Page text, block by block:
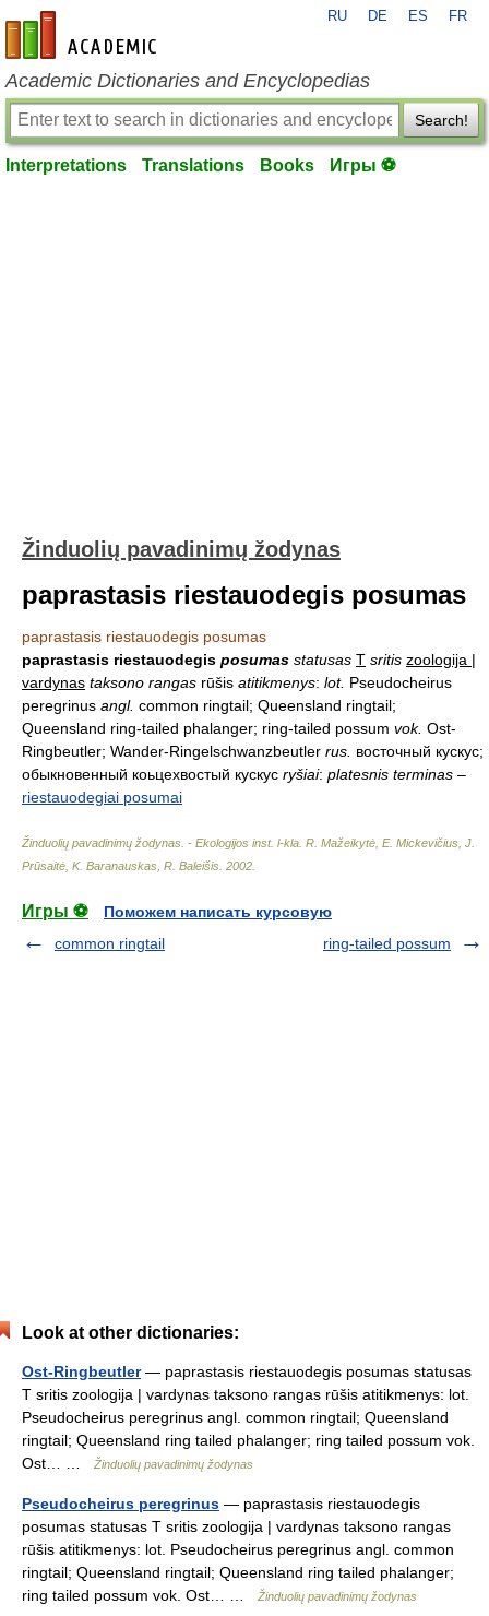
en-academic.com
RU DE ES FR
Academic Dictionaries and Encyclopedias
Search!
Interpretations Translations Books Игры ⚽
Žinduolių pavadinimų žodynas
paprastasis riestauodegis posumas
paprastasis riestauodegis posumas
paprastasis riestauodegis posumas statusas T sritis zoologija |
vardynas taksono rangas rūšis atitikmenys: lot. Pseudocheirus
peregrinus angl. common ringtail; Queensland ringtail;
Queensland ring-tailed phalanger; ring-tailed possum vok. Ost-
Ringbeutler; Wander-Ringelschwanzbeutler rus. восточный кускус;
обыкновенный коьцехвостый кускус ryšiai: platesnis terminas –
riestauodegiai posumai
Žinduolių pavadinimų žodynas. - Ekologijos inst. l-kla R. Mažeikytė, E. Mickevičius, J.
Prūsaitė, K. Baranauskas, R. Baleišis 2002
Игры ⚽
Поможем написать курсовую
common ringtail
ring-tailed possum
Look at other dictionaries:
Ost-Ringbeutler— paprastasis riestauodegis posumas statusas
T sritis zoologija | vardynas taksono rangas rūšis atitikmenys: lot.
Pseudocheirus peregrinus angl. common ringtail; Queensland
ringtail; Queensland ring tailed phalanger; ring tailed possum vok.
Ost… …
Žinduolių pavadinimų žodynas
Pseudocheirus peregrinus — paprastasis riestauodegis
posumas statusas T sritis zoologija | vardynas taksono rangas
rūšis atitikmenys: lot. Pseudocheirus peregrinus angl. common
ringtail; Queensland ringtail; Queensland ring tailed phalanger;
ring tailed possum vok. Ost… …
Žinduolių pavadinimų žodynas